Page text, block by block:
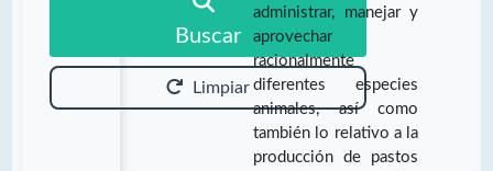
Buscar
Limpiar
administrar, manejar y
aprovechar
racionalmente
diferentes especies
animales, así como
también lo relativo a la
producción de pastos